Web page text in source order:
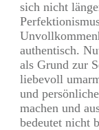
sich nicht
authentisch.
als Grund zur
liebevoll
und
machen und
bedeutet nicht